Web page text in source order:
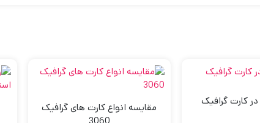
مقایسه انواع کارت های گرافیک